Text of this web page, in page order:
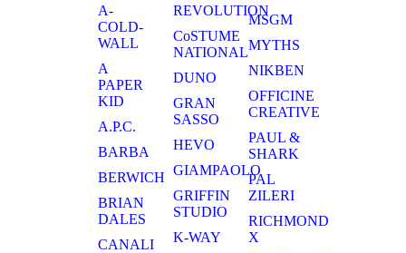
A-
COLD-
WALL
A
PAPER
KID
A.P.C.
BARBA
BERWICH
BRIAN
DALES
CANALI
REVOLUTION
CoSTUME
NATIONAL
DUNO
GRAN
SASSO
HEVO
GIAMPAOLO
GRIFFIN
STUDIO
K-WAY
MSGM
MYTHS
NIKBEN
OFFICINE
CREATIVE
PAUL &
SHARK
PAL
ZILERI
RICHMOND
X